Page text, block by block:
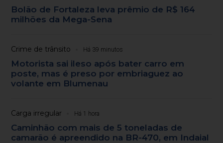
Bolão de Fortaleza leva prêmio de R$ 164
milhões da Mega-Sena
Crime de trânsito Há 39 minutos
Motorista sai ileso após bater carro em
poste, mas é preso por embriaguez ao
volante em Blumenau
Carga irregular Há 1 hora
Caminhão com mais de 5 toneladas de
camarão é apreendido na BR-470, em Indaial